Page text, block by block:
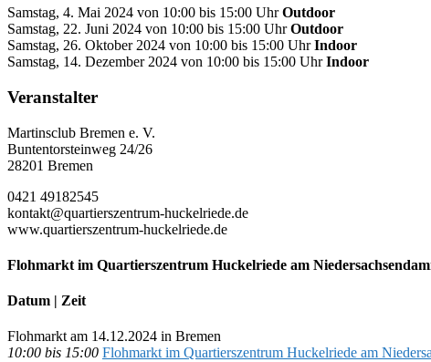
Samstag, 4. Mai 2024 von 10:00 bis 15:00 UhrOutdoor
Samstag, 22. Juni 2024 von 10:00 bis 15:00 UhrOutdoor
Samstag, 26. Oktober 2024 von 10:00 bis 15:00 UhrIndoor
Samstag, 14. Dezember 2024 von 10:00 bis 15:00 UhrIndoor
Veranstalter
Martinsclub Bremen e. V.
Buntentorsteinweg 24/26
28201 Bremen
0421 49182545
kontakt@quartierszentrum-huckelriede.de
www.quartierszentrum-huckelriede.de
Flohmarkt im Quartierszentrum Huckelriede am
Datum | Zeit
Flohmarkt am 14.12.2024 in Bremen
10:00 bis 15:00 Flohmarkt im Quartierszentrum Huckelriede am